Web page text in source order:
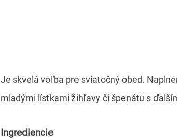
Je skvelá voľba pre sviatočný obed.
mladými lístkami žihľavy či špenátu s
Ingrediencie